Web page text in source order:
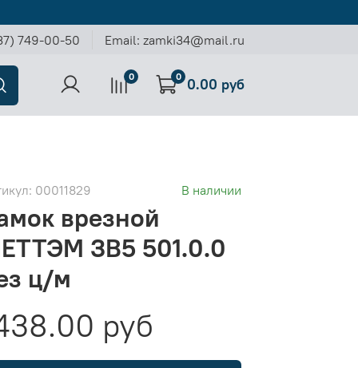
749-00-50 Email: zamki34@mail.ru
0 0 0.00 руб
00011829 В наличии
врезной
ЗВ5 501.0.0
ц/м
руб